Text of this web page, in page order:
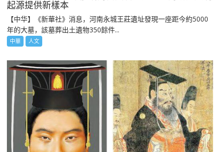
起源提供新樣本
【中华】《新華社》消息，河南永城王莊遺址發現一座距今約5000
年的大墓，該墓葬出土遺物350餘件...
中華 人文